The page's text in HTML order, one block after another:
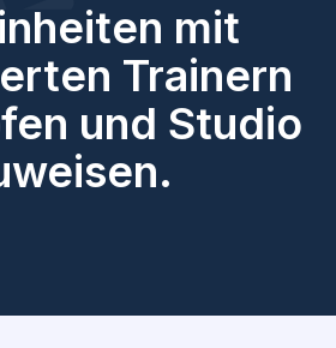
mit
Trainern
und Studio